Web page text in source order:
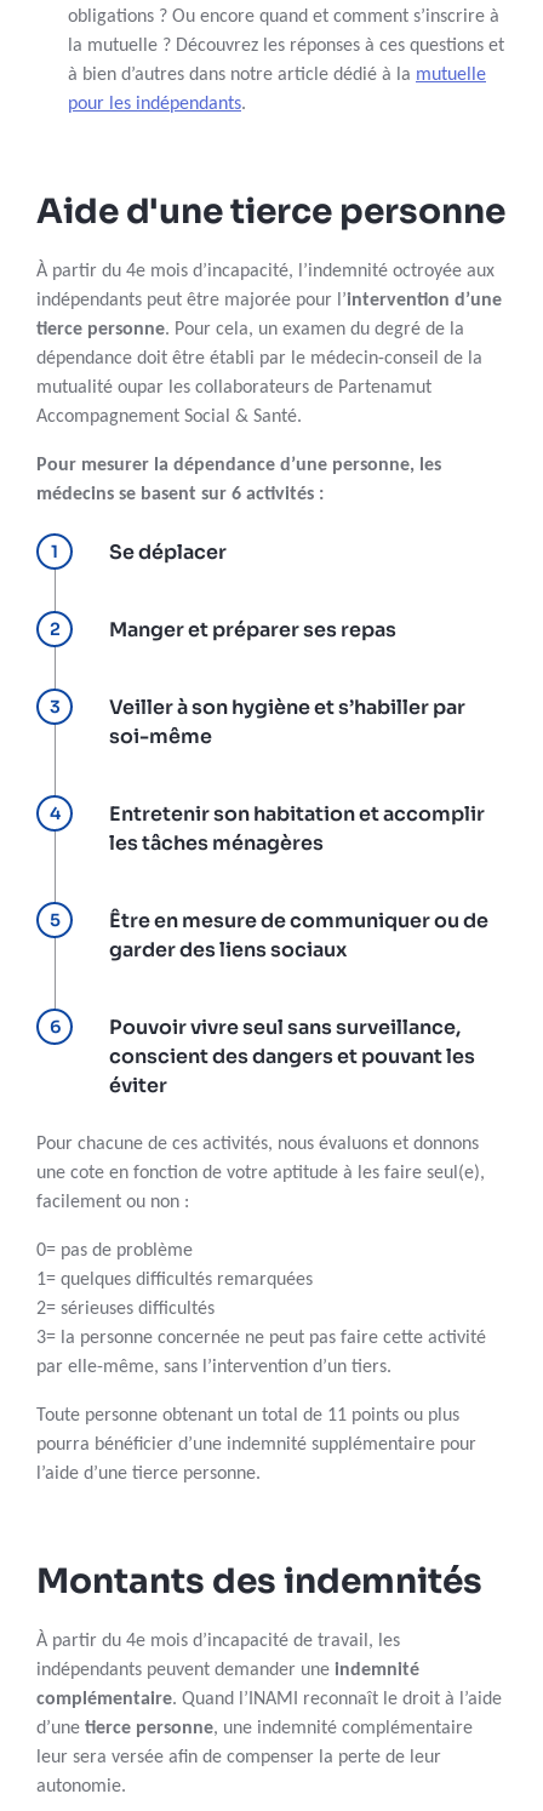
obligations ? Ou encore quand et comment s’inscrire à
la mutuelle ? Découvrez les réponses à ces questions et
à bien d’autres dans notre article dédié à la mutuelle
pour les indépendants.
Aide d'une tierce personne
À partir du 4e mois d’incapacité, l’indemnité octroyée aux
indépendants peut être majorée pour l’intervention d’une
tierce personne. Pour cela, un examen du degré de la
dépendance doit être établi par le médecin-conseil de la
mutualité oupar les collaborateurs de Partenamut
Accompagnement Social & Santé.
Pour mesurer la dépendance d’une personne, les
médecins se basent sur 6 activités :
Se déplacer
Manger et préparer ses repas
Veiller à son hygiène et s’habiller par
soi-même
Entretenir son habitation et accomplir
les tâches ménagères
Être en mesure de communiquer ou de
garder des liens sociaux
Pouvoir vivre seul sans surveillance,
conscient des dangers et pouvant les
éviter
Pour chacune de ces activités, nous évaluons et donnons
une cote en fonction de votre aptitude à les faire seul(e),
facilement ou non :
0= pas de problème
1= quelques difficultés remarquées
2= sérieuses difficultés
3= la personne concernée ne peut pas faire cette activité
par elle-même, sans l’intervention d’un tiers.
Toute personne obtenant un total de 11 points ou plus
pourra bénéficier d’une indemnité supplémentaire pour
l’aide d’une tierce personne.
Montants des indemnités
À partir du 4e mois d’incapacité de travail, les
indépendants peuvent demander une indemnité
complémentaire. Quand l’INAMI reconnaît le droit à l’aide
d’une tierce personne, une indemnité complémentaire
leur sera versée afin de compenser la perte de leur
autonomie.